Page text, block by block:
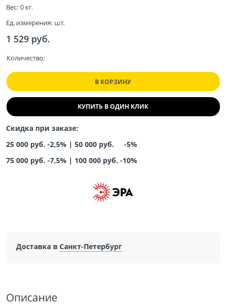
Вес: 0 кг.
Ед. измерения: шт.
1 529 руб.
Количество:
В КОРЗИНУ
КУПИТЬ В ОДИН КЛИК
Скидка при заказе:
25 000 руб. -2,5% | 50 000 руб. -5%
75 000 руб. -7,5% | 100 000 руб. -10%
Доставка в Санкт-Петербург
Описание